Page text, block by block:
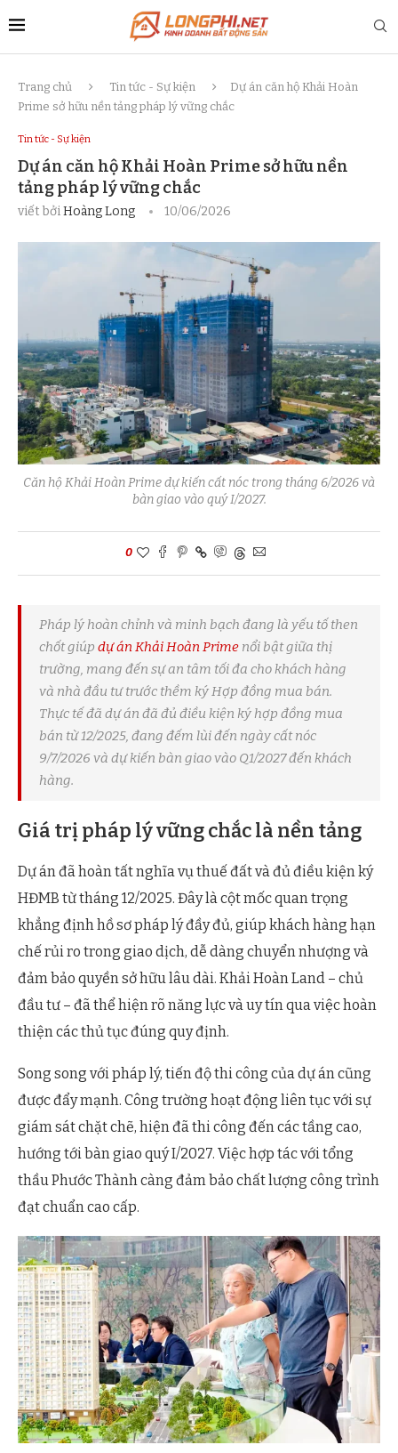
Trang chủ Tin tức - Sự kiện
Dự án căn hộ Khải Hoàn
Prime sở hữu nền tảng pháp lý vững chắc
Tin tức - Sự kiện
Dự án căn hộ Khải Hoàn Prime sở hữu nền
tảng pháp lý vững chắc
viết bởiHoàng Long 10/06/2026
Căn hộ Khải Hoàn Prime dự kiến cất nóc trong tháng 6/2026 và
bàn giao vào quý I/2027.
0
Pháp lý hoàn chỉnh và minh bạch đang là yếu tố then
chốt giúp dự án Khải Hoàn Prime nổi bật giữa thị
trường, mang đến sự an tâm tối đa cho khách hàng
và nhà đầu tư trước thềm ký Hợp đồng mua bán.
Thực tế đã dự án đã đủ điều kiện ký hợp đồng mua
bán từ 12/2025, đang đếm lùi đến ngày cất nóc
9/7/2026 và dự kiến bàn giao vào Q1/2027 đến khách
hàng.
Giá trị pháp lý vững chắc là nền tảng
Dự án đã hoàn tất nghĩa vụ thuế đất và đủ điều kiện ký
HĐMB từ tháng 12/2025. Đây là cột mốc quan trọng
khẳng định hồ sơ pháp lý đầy đủ, giúp khách hàng hạn
chế rủi ro trong giao dịch, dễ dàng chuyển nhượng và
đảm bảo quyền sở hữu lâu dài. Khải Hoàn Land – chủ
đầu tư – đã thể hiện rõ năng lực và uy tín qua việc hoàn
thiện các thủ tục đúng quy định.
Song song với pháp lý, tiến độ thi công của dự án cũng
được đẩy mạnh. Công trường hoạt động liên tục với sự
giám sát chặt chẽ, hiện đã thi công đến các tầng cao,
hướng tới bàn giao quý I/2027. Việc hợp tác với tổng
thầu Phước Thành càng đảm bảo chất lượng công trình
đạt chuẩn cao cấp.